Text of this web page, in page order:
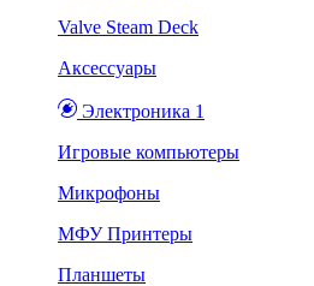
Valve Steam Deck
Аксессуары
Электроника 1
Игровые компьютеры
Микрофоны
МФУ Принтеры
Планшеты